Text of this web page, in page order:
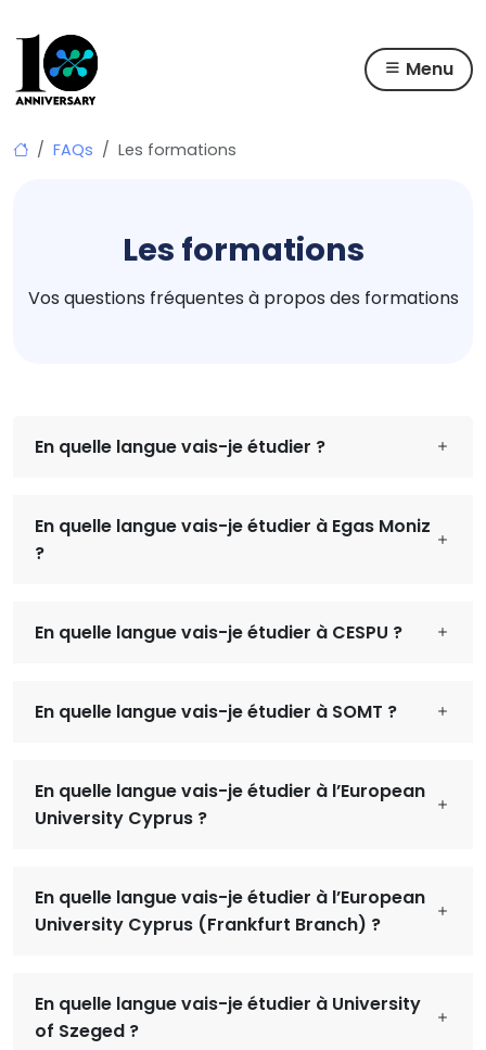
Skip
Menu
FAQs Les formations
Les formations
Vos questions fréquentes à propos des formations
En quelle langue vais-je étudier ?
En quelle langue vais-je étudier à Egas Moniz
?
En quelle langue vais-je étudier à CESPU ?
En quelle langue vais-je étudier à SOMT ?
En quelle langue vais-je étudier à l’European
University Cyprus ?
En quelle langue vais-je étudier à l’European
University Cyprus (Frankfurt Branch) ?
En quelle langue vais-je étudier à University
of Szeged ?